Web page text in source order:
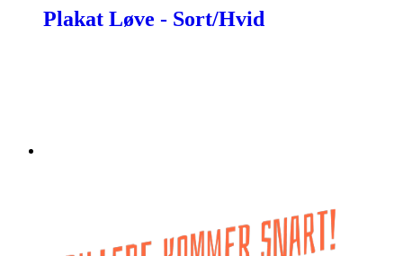
Plakat Løve - Sort/Hvid